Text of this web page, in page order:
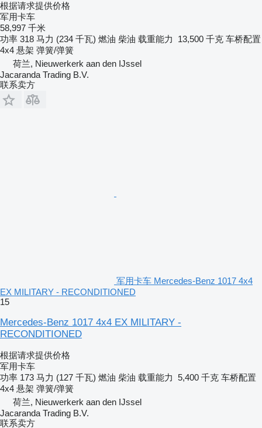
根据请求提供价格
军用卡车
58,997 千米
功率 318 马力 (234 千瓦) 燃油 柴油 载重能力 13,500 千克 车桥配置
4x4 悬架 弹簧/弹簧
荷兰, Nieuwerkerk aan den IJssel
Jacaranda Trading B.V.
联系卖方
军用卡车 Mercedes-Benz 1017 4x4
EX MILITARY - RECONDITIONED
15
Mercedes-Benz 1017 4x4 EX MILITARY -
RECONDITIONED
根据请求提供价格
军用卡车
功率 173 马力 (127 千瓦) 燃油 柴油 载重能力 5,400 千克 车桥配置
4x4 悬架 弹簧/弹簧
荷兰, Nieuwerkerk aan den IJssel
Jacaranda Trading B.V.
联系卖方